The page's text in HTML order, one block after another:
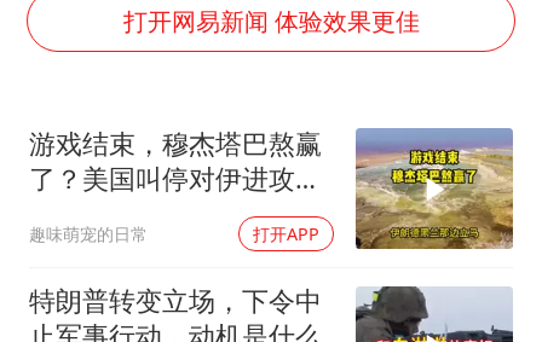
女主硬加吻戏短剧已下架
浙江一9岁男孩被海浪卷走仍在搜救中
郑丽文：台湾从来没有“独立”过
人民的健康、体质、幸福一脉相承
打开网易新闻 体验效果更佳
游戏结束，穆杰塔巴熬赢
了？美国叫停对伊进攻，
趣味萌宠的日常 打开APP
特朗普转变立场，下令中